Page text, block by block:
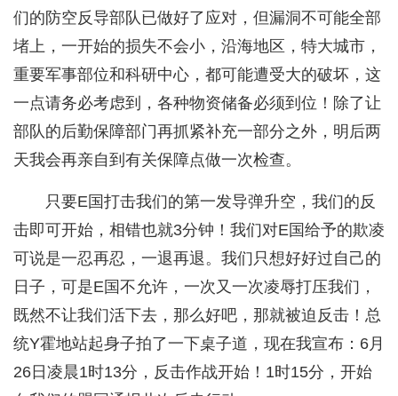
们的防空反导部队已做好了应对，但漏洞不可能全部
堵上，一开始的损失不会小，沿海地区，特大城市，
重要军事部位和科研中心，都可能遭受大的破坏，这
一点请务必考虑到，各种物资储备必须到位！除了让
部队的后勤保障部门再抓紧补充一部分之外，明后两
天我会再亲自到有关保障点做一次检查。
只要E国打击我们的第一发导弹升空，我们的反
击即可开始，相错也就3分钟！我们对E国给予的欺凌
可说是一忍再忍，一退再退。我们只想好好过自己的
日子，可是E国不允许，一次又一次凌辱打压我们，
既然不让我们活下去，那么好吧，那就被迫反击！总
统Y霍地站起身子拍了一下桌子道，现在我宣布：6月
26日凌晨1时13分，反击作战开始！1时15分，开始